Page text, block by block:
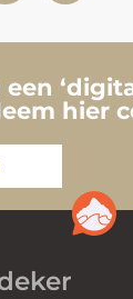
een
hier